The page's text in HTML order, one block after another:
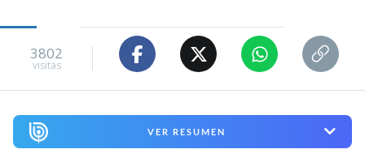
3802
visitas
VER RESUMEN